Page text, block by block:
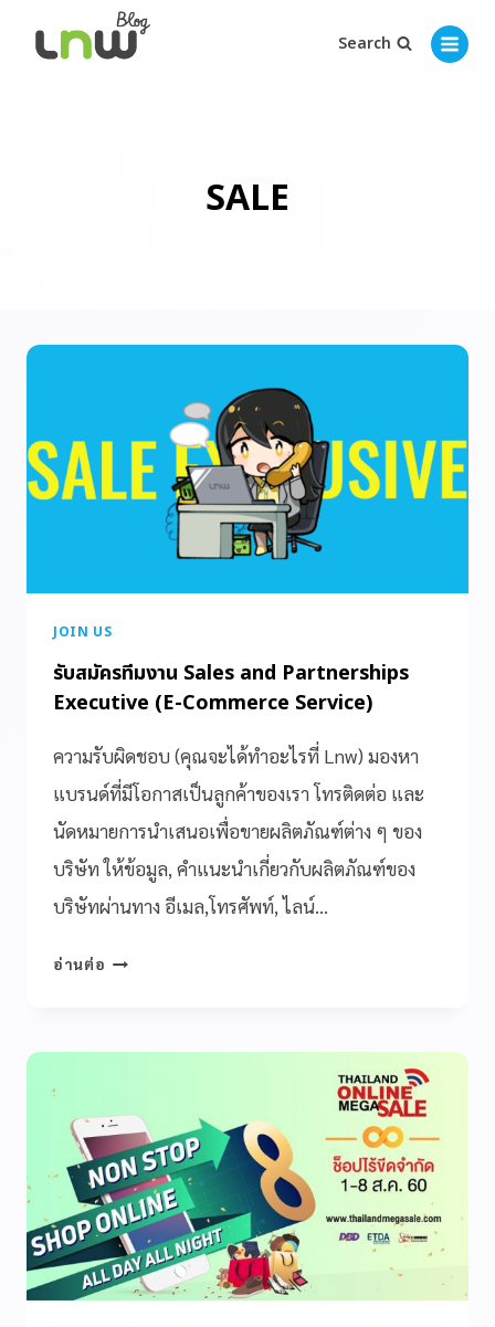
Search
SALE
JOIN US
รับสมัครทีมงาน Sales and Partnerships
Executive (E-Commerce Service)
ความรับผิดชอบ (คุณจะได้ทำอะไรที่ Lnw) มองหา
แบรนด์ที่มีโอกาสเป็นลูกค้าของเรา โทรติดต่อ และ
นัดหมายการนำเสนอเพื่อขายผลิตภัณฑ์ต่าง ๆ ของ
บริษัท ให้ข้อมูล, คำแนะนำเกี่ยวกับผลิตภัณฑ์ของ
บริษัทผ่านทาง อีเมล,โทรศัพท์, ไลน์…
อ่านต่อ